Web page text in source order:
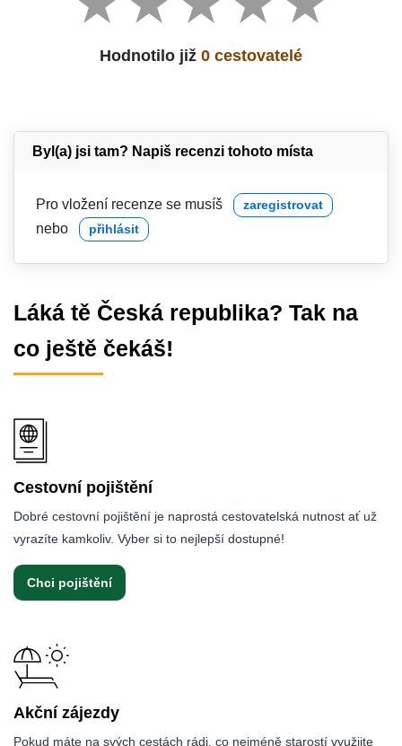
Hodnotilo již 0 cestovatelé
Byl(a) jsi tam? Napiš recenzi tohoto místa
Pro vložení recenze se musíš zaregistrovat
nebo přihlásit
Láká tě Česká republika? Tak na
co ještě čekáš!
Cestovní pojištění
Dobré cestovní pojištění je naprostá cestovatelská nutnost ať už
vyrazíte kamkoliv. Vyber si to nejlepší dostupné!
Chci pojištění
Akční zájezdy
Pokud máte na svých cestách rádi, co nejméně starostí využijte